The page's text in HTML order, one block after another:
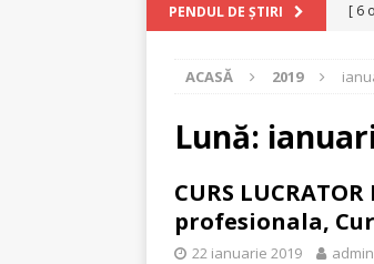
PENDUL DE ȘTIRI [ 6
[ 8
ACASĂ 2019
Lună:
CURS
profesionala,
22 ianuarie 2019 admin